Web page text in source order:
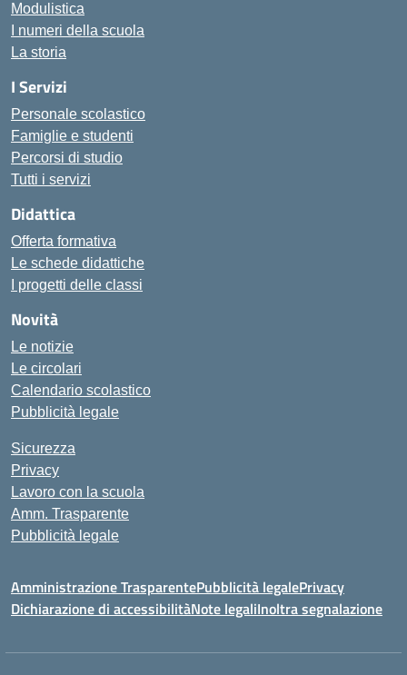
Modulistica
I numeri della scuola
La storia
I Servizi
Personale scolastico
Famiglie e studenti
Percorsi di studio
Tutti i servizi
Didattica
Offerta formativa
Le schede didattiche
I progetti delle classi
Novità
Le notizie
Le circolari
Calendario scolastico
Pubblicità legale
Sicurezza
Privacy
Lavoro con la scuola
Amm. Trasparente
Pubblicità legale
Amministrazione TrasparentePubblicità legalePrivacy
Dichiarazione di accessibilitàNote legaliInoltra segnalazione